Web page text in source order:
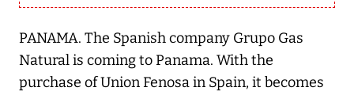
PANAMA. The Spanish company Grupo Gas
Natural is coming to Panama. With the
purchase of Union Fenosa in Spain, it becomes